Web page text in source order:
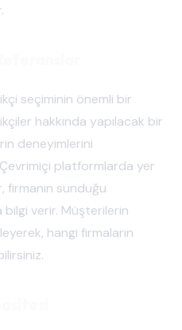
seçiminin önemli bir
hakkında yapılacak bir
deneyimlerini
platformlarda yer
firmanın sunduğu
bilgi verir. Müşterilerin
hangi firmaların